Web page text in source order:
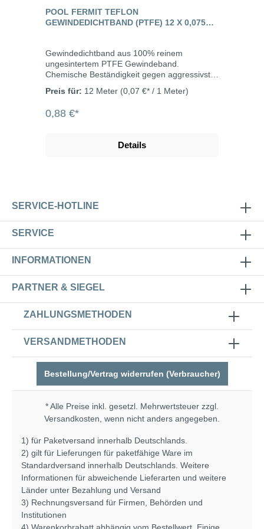
POOL FERMIT TEFLON
GEWINDEDICHTBAND (PTFE) 12 X 0,075
Gewindedichtband aus 100% reinem
ungesintertem PTFE Gewindeband.
Chemische Beständigkeit gegen aggressivste
Enthält kein Öl und Fett. Verhindert das
selbst bei Stahlschrauben in Aluminium).
-240°C bis +260°CDruck: 20 bar. Bei
resistent gegen Pilzbefall quillt nicht
Preis für: 12 Meter (0,07 €* / 1 Meter)
0,88 €*
Details
SERVICE-HOTLINE
SERVICE
INFORMATIONEN
PARTNER & SIEGEL
ZAHLUNGSMETHODEN
VERSANDMETHODEN
Bestellung/Vertrag widerrufen (Verbraucher)
* Alle Preise inkl. gesetzl. Mehrwertsteuer zzgl.
Versandkosten , wenn nicht anders angegeben.
1) für Paketversand innerhalb Deutschlands.
2) gilt für Lieferungen für paketfähige Ware im
Standardversand innerhalb Deutschlands. Weitere
Informationen für abweichende Lieferarten und weitere
Länder unter Bezahlung und Versand
3) Rechnungsversand für Firmen, Behörden und
Institutionen